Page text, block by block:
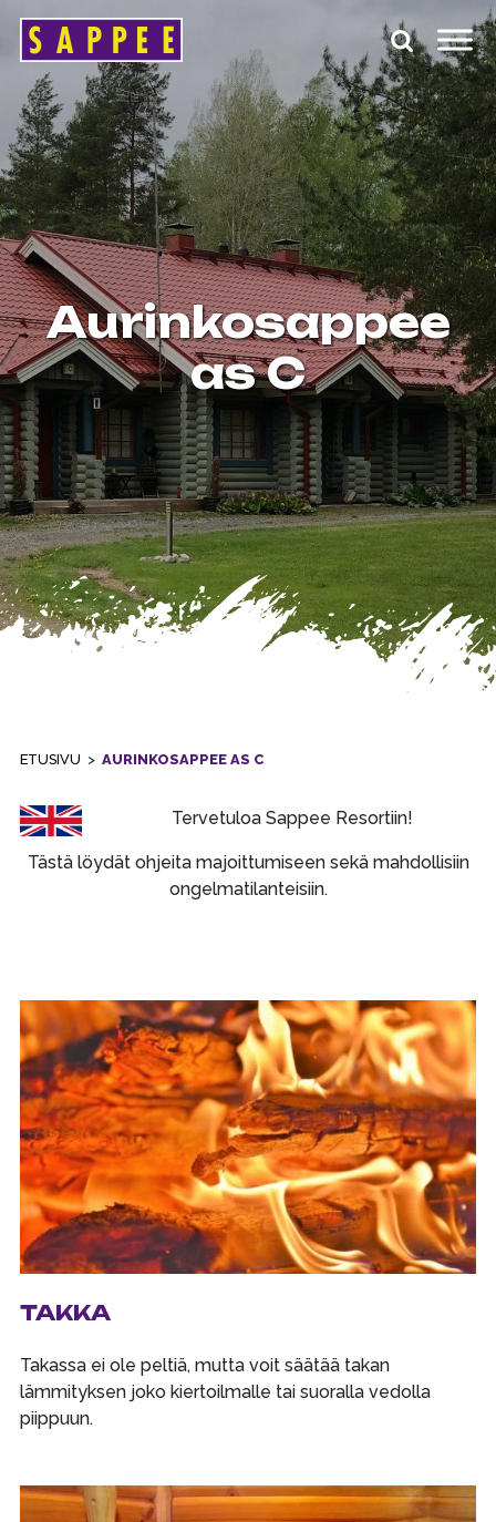
Päävalikko
Aurinkosappee
as C
ETUSIVU > AURINKOSAPPEE AS C
Tervetuloa Sappee Resortiin!
Tästä löydät ohjeita majoittumiseen sekä mahdollisiin
ongelmatilanteisiin.
TAKKA
Takassa ei ole peltiä, mutta voit säätää takan
lämmityksen joko kiertoilmalle tai suoralla vedolla
piippuun.